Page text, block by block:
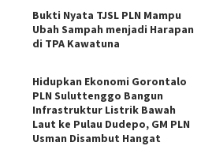
Bukti Nyata TJSL PLN Mampu
Ubah Sampah menjadi Harapan
di TPA Kawatuna
Hidupkan Ekonomi Gorontalo
PLN Suluttenggo Bangun
Infrastruktur Listrik Bawah
Laut ke Pulau Dudepo, GM PLN
Usman Disambut Hangat